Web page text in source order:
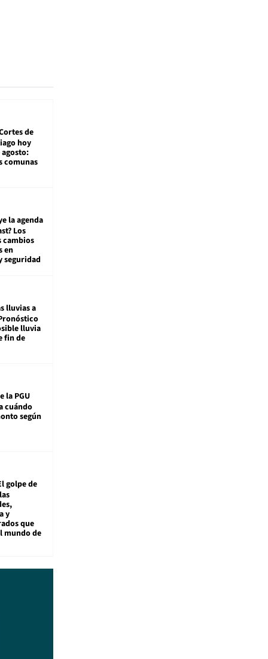
de
hoy
agosto:
comunas
la agenda
Los
cambios
en
seguridad
lluvias a
lluvia
fin de
la PGU
cuándo
según
golpe de
y
que
mundo de